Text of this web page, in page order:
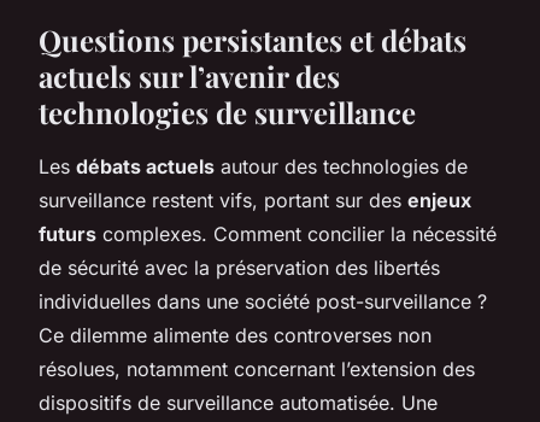
Questions persistantes et débats
actuels sur l’avenir des
technologies de surveillance
Les débats actuels autour des technologies de
surveillance restent vifs, portant sur des enjeux
futurs complexes. Comment concilier la nécessité
de sécurité avec la préservation des libertés
individuelles dans une société post-surveillance ?
Ce dilemme alimente des controverses non
résolues, notamment concernant l’extension des
dispositifs de surveillance automatisée. Une